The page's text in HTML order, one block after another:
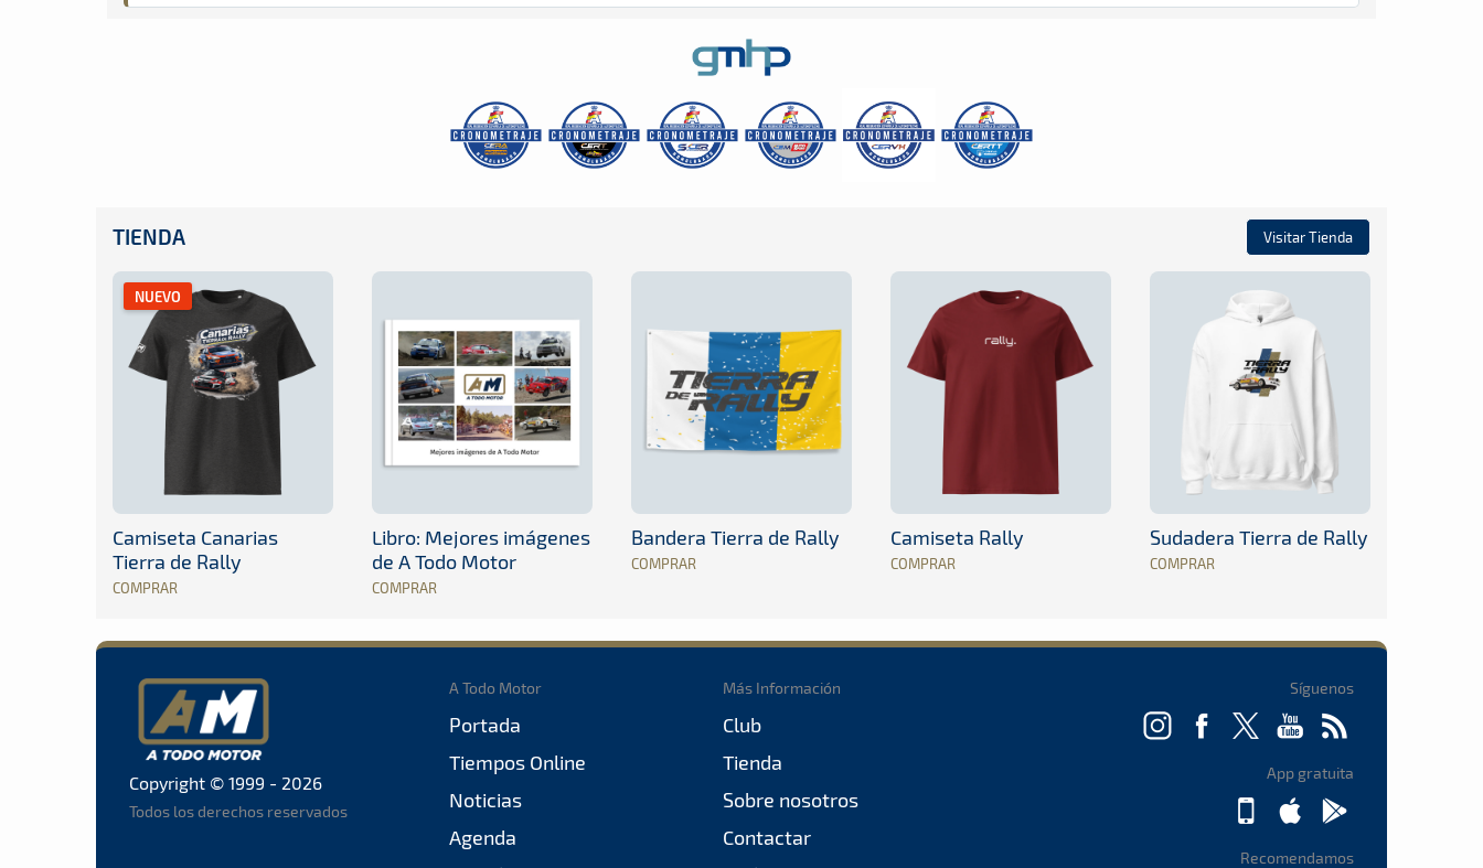
TIENDA Visitar Tienda
NUEVO
Camiseta Canarias
Tierra de Rally
COMPRAR
Libro: Mejores imágenes
de A Todo Motor
COMPRAR
Bandera Tierra de Rally
COMPRAR
Camiseta Rally
COMPRAR
Sudadera Tierra de Rally
COMPRAR
Copyright © 1999 - 2026
Todos los derechos reservados
A Todo Motor
Portada
Tiempos Online
Noticias
Agenda
Más Información
Club
Tienda
Sobre nosotros
Contactar
Síguenos
App gratuita
Recomendamos